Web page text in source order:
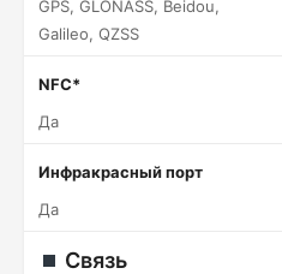
GPS, GLONASS, Beidou,
Galileo, QZSS
NFC*
Да
Инфракрасный порт
Да
Связь